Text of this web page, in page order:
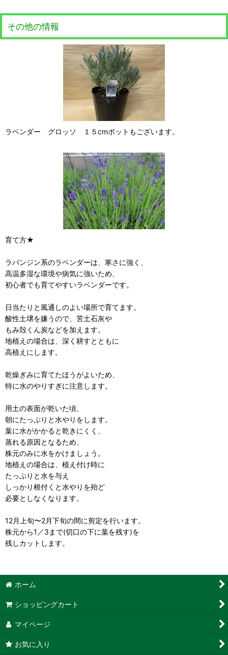
その他の情報
ラベンダー グロッソ １５cmポットもございます。
育て方★
ラバンジン系のラベンダーは、寒さに強く、
高温多湿な環境や病気に強いため、
初心者でも育てやすいラベンダーです。
日当たりと風通しのよい場所で育てます。
酸性土壌を嫌うので、苦土石灰や
もみ殻くん炭などを加えます。
地植えの場合は、深く耕すとともに
高植えにします。
乾燥ぎみに育てたほうがよいため、
特に水のやりすぎに注意します。
用土の表面が乾いた頃、
朝にたっぷりと水やりをします。
葉に水がかかると乾きにくく、
蒸れる原因となるため、
株元のみに水をかけましょう。
地植えの場合は、植え付け時に
たっぷりと水を与え
しっかり根付くと水やりを殆ど
必要としなくなります。
12月上旬〜2月下旬の間に剪定を行います。
株元から1／3まで(切口の下に葉を残す)を
残しカットします。
ホーム
ショッピングカート
マイページ
お気に入り